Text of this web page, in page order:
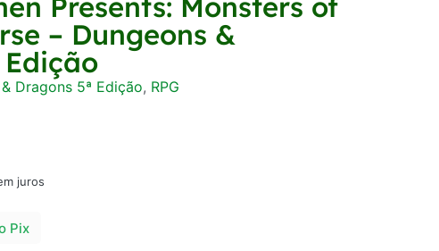
– Dungeons &
Edição
Dragons 5ª Edição, RPG
juros
Pix